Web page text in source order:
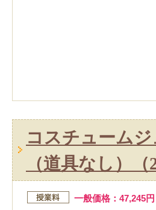
コスチューム
（道具なし）（
一般価格：47,245